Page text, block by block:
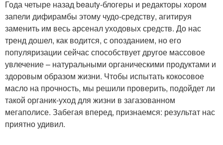
Года четыре назад beauty-блогеры и редакторы хором
запели дифирамбы этому чудо-средству, агитируя
заменить им весь арсенал уходовых средств. До нас
тренд дошел, как водится, с опозданием, но его
популяризации сейчас способствует другое массовое
увлечение – натуральными органическими продуктами и
здоровым образом жизни. Чтобы испытать кокосовое
масло на прочность, мы решили проверить, подойдет ли
такой органик-уход для жизни в загазованном
мегаполисе. Забегая вперед, признаемся: результат нас
приятно удивил.